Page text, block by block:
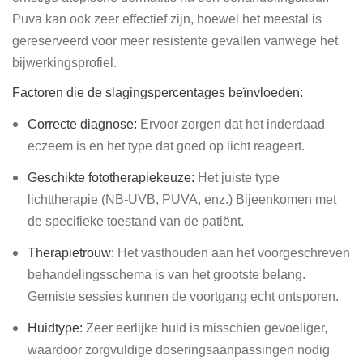
Puva kan ook zeer effectief zijn, hoewel het meestal is
gereserveerd voor meer resistente gevallen vanwege het
bijwerkingsprofiel.
Factoren die de slagingspercentages beïnvloeden:
Correcte diagnose: Ervoor zorgen dat het inderdaad
eczeem is en het type dat goed op licht reageert.
Geschikte fototherapiekeuze: Het juiste type
lichttherapie (NB-UVB, PUVA, enz.) Bijeenkomen met
de specifieke toestand van de patiënt.
Therapietrouw: Het vasthouden aan het voorgeschreven
behandelingsschema is van het grootste belang.
Gemiste sessies kunnen de voortgang echt ontsporen.
Huidtype:Zeer eerlijke huid is misschien gevoeliger,
waardoor zorgvuldige doseringsaanpassingen nodig